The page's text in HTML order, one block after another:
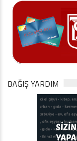
BAĞIŞ YARDIM